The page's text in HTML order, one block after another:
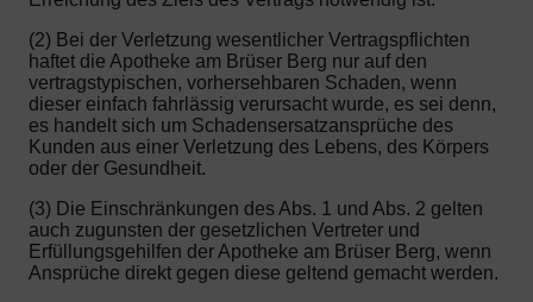
(2) Bei der Verletzung wesentlicher Vertragspflichten
haftet die Apotheke am Brüser Berg nur auf den
vertragstypischen, vorhersehbaren Schaden, wenn
dieser einfach fahrlässig verursacht wurde, es sei denn,
es handelt sich um Schadensersatzansprüche des
Kunden aus einer Verletzung des Lebens, des Körpers
oder der Gesundheit.
(3) Die Einschränkungen des Abs. 1 und Abs. 2 gelten
auch zugunsten der gesetzlichen Vertreter und
Erfüllungsgehilfen der Apotheke am Brüser Berg, wenn
Ansprüche direkt gegen diese geltend gemacht werden.